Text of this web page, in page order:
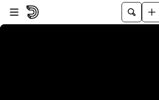
Skip to player
Skip to main content